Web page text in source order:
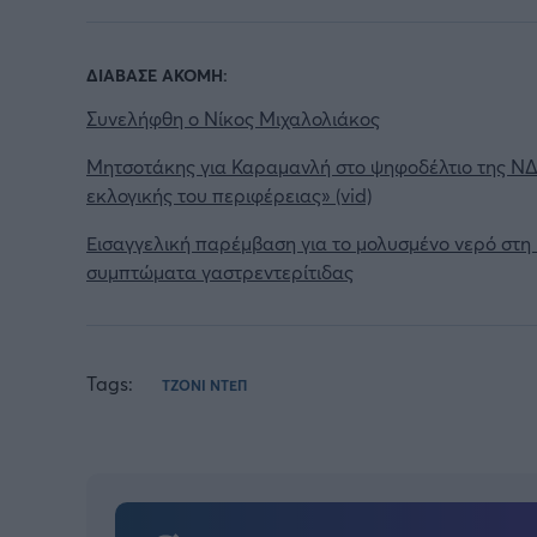
ΔΙΑΒΑΣΕ ΑΚΟΜΗ:
Συνελήφθη ο Νίκος Μιχαλολιάκος
Μητσοτάκης για Καραμανλή στο ψηφοδέλτιο της
εκλογικής του περιφέρειας» (vid)
Εισαγγελική παρέμβαση για το μολυσμένο νερό
συμπτώματα γαστρεντερίτιδας
Tags: ΤΖΟΝΙ ΝΤΕΠ